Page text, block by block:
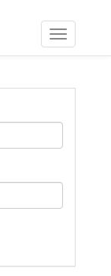
Toggle